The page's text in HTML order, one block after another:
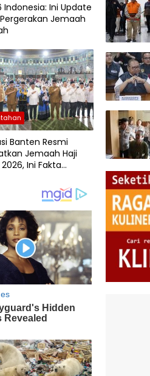
Indonesia: Ini Update
Jemaah
Banten Resmi
Jemaah Haji
Ini Fakta